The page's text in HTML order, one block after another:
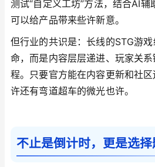
测试“自定义工坊”方法，结合AI
可以给产品带来些许新意。
但行业的共识是：长线的STG游戏
命，而是内容层层递进、玩家关
程。只要官方能在内容更新和社
许还有弯道超车的微光也许。
不止是倒计时，更是选择